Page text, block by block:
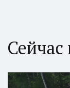
Сейчас